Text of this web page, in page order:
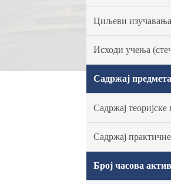
Циљеви
Исходи учења
Садржај предмета
Садржај теоријске
Садржај
Број часова